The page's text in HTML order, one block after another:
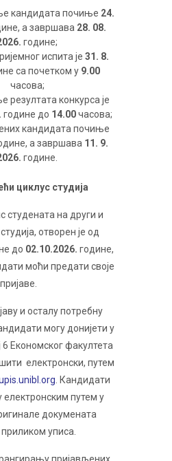
кандидата почиње 24.
а завршава 28. 08.
године;
испита је 31. 8.
са почетком у 9.00
часова;
резултата конкурса је
године до 14.00часова;
кандидата почиње
а завршава 11. 9.
године.
циклус студија
студената на други и
отворен је од
до 02.10.2026. године,
моћи предати своје
пријаве.
и осталу потребну
могу донијети у
6 Економског факултета
електронски, путем
. Кандидати
електронским путем у
докумената
уписа.